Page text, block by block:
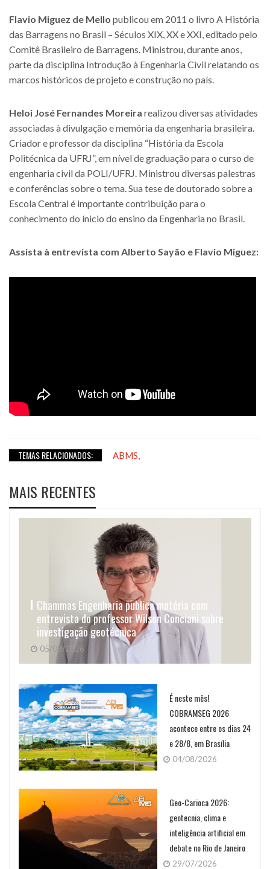
Flavio Miguez de Mello publicou em 2011 o livro A História
das Barragens no Brasil – Séculos XIX, XX e XXI, editado pelo
Comitê Brasileiro de Barragens. Ministrou, durante anos,
parte da disciplina Introdução à Engenharia Civil relatando os
marcos históricos de projeto e construção no país.
Heloi José Fernandes Moreira realizou diversas atividades
associadas à divulgação e memória da engenharia brasileira.
Criador e professor da disciplina “História da Escola
Politécnica da UFRJ”, em nível de graduação para o curso de
engenharia civil da POLI/UFRJ. Ministrou diversas palestras
e conferências sobre o tema. Sua tese de doutorado sobre a
Escola Central é importante contribuição para o
conhecimento do ínicio do ensino da Engenharia no Brasil.
Assista à entrevista com Alberto Sayão e Flavio Miguez:
TEMAS RELACIONADOS: ABMS,
MAIS RECENTES
Chammas Engenharia publica matéria com
entrevista do professor Wilson Conciani sobre
investigação geotécnica
05/08/2026
É neste mês!
COBRAMSEG 2026
acontece entre os dias 24
e 28/8, em Brasília
04/08/2026
Geo-Carioca 2026:
geotecnia, clima e
inteligência artificial em
debate no Rio de Janeiro
29/07/2026